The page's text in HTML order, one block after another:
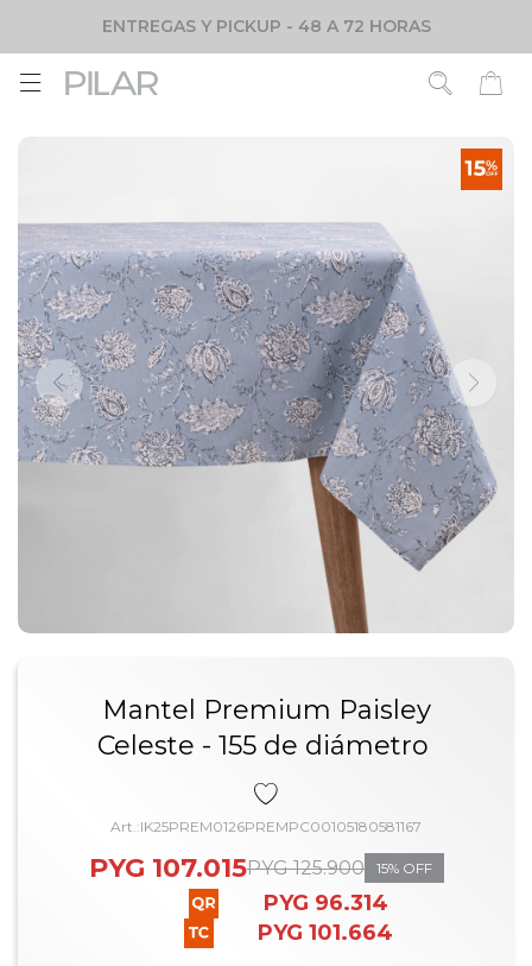
ENTREGAS Y PICKUP - 48 A 72 HORAS

Mantel Premium Paisley
Celeste - 155 de diámetro
IK25PREM0126PREMPC00105180581167
PYG 107.015PYG 125.900 15
PYG 96.314
PYG 101.664